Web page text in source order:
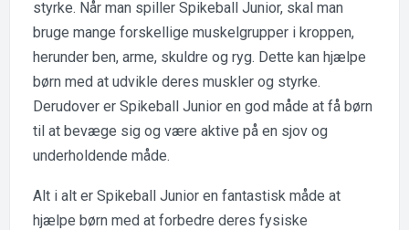
styrke. Når man spiller Spikeball Junior, skal man
bruge mange forskellige muskelgrupper i kroppen,
herunder ben, arme, skuldre og ryg. Dette kan hjælpe
børn med at udvikle deres muskler og styrke.
Derudover er Spikeball Junior en god måde at få børn
til at bevæge sig og være aktive på en sjov og
underholdende måde.
Alt i alt er Spikeball Junior en fantastisk måde at
hjælpe børn med at forbedre deres fysiske